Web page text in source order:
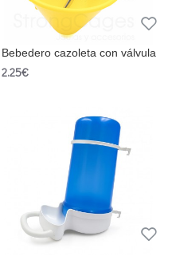
Bebedero cazoleta con válvula
2.25€